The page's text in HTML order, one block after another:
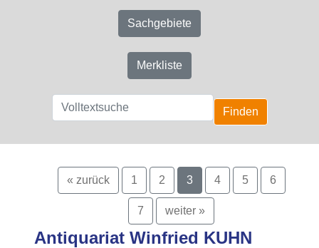
Sachgebiete
Merkliste
Finden
« zurück 1 2 3 4 5 6
7 weiter »
Antiquariat Winfried KUHN